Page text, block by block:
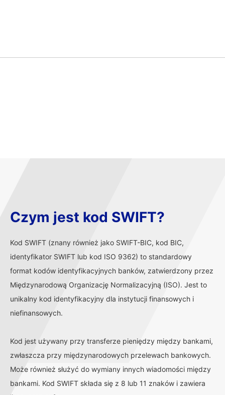
Czym jest kod SWIFT?
Kod SWIFT (znany również jako SWIFT-BIC, kod BIC,
identyfikator SWIFT lub kod ISO 9362) to standardowy
format kodów identyfikacyjnych banków, zatwierdzony przez
Międzynarodową Organizację Normalizacyjną (ISO). Jest to
unikalny kod identyfikacyjny dla instytucji finansowych i
niefinansowych.
Kod jest używany przy transferze pieniędzy między bankami,
zwłaszcza przy międzynarodowych przelewach bankowych.
Może również służyć do wymiany innych wiadomości między
bankami. Kod SWIFT składa się z 8 lub 11 znaków i zawiera